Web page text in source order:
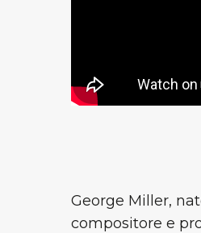
George Miller,
compositore e